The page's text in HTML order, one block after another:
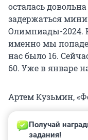
осталась
задержаться
Олимпиады-2024.
именно мы
нас было 16.
60. Уже в январе
Артем Кузьмин,
Получай
задания!